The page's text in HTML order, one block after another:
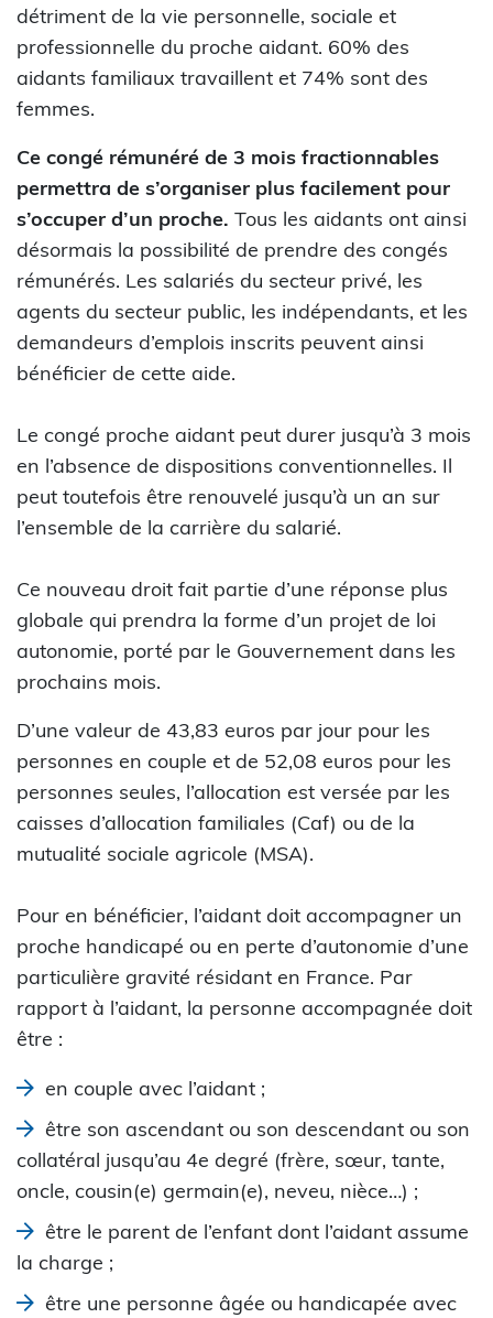
détriment de la vie personnelle, sociale et
professionnelle du proche aidant. 60% des
aidants familiaux travaillent et 74% sont des
femmes.
Ce congé rémunéré de 3 mois fractionnables
permettra de s’organiser plus facilement pour
s’occuper d’un proche. Tous les aidants ont ainsi
désormais la possibilité de prendre des congés
rémunérés. Les salariés du secteur privé, les
agents du secteur public, les indépendants, et les
demandeurs d’emplois inscrits peuvent ainsi
bénéficier de cette aide.
Le congé proche aidant peut durer jusqu’à 3 mois
en l’absence de dispositions conventionnelles. Il
peut toutefois être renouvelé jusqu’à un an sur
l’ensemble de la carrière du salarié.
Ce nouveau droit fait partie d’une réponse plus
globale qui prendra la forme d’un projet de loi
autonomie, porté par le Gouvernement dans les
prochains mois.
D’une valeur de 43,83 euros par jour pour les
personnes en couple et de 52,08 euros pour les
personnes seules, l’allocation est versée par les
caisses d’allocation familiales (Caf) ou de la
mutualité sociale agricole (MSA).
Pour en bénéficier, l’aidant doit accompagner un
proche handicapé ou en perte d’autonomie d’une
particulière gravité résidant en France. Par
rapport à l’aidant, la personne accompagnée doit
être :
en couple avec l’aidant ;
être son ascendant ou son descendant ou son
collatéral jusqu’au 4e degré (frère, sœur, tante,
oncle, cousin(e) germain(e), neveu, nièce…) ;
être le parent de l’enfant dont l’aidant assume
la charge ;
être une personne âgée ou handicapée avec